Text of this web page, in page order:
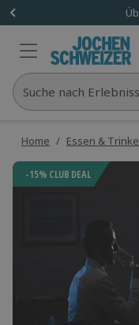
Suche nach
Home / Essen &
-15% CLUB DEAL